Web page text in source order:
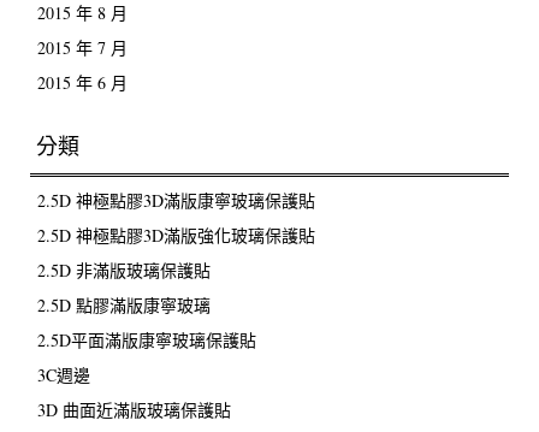
2015 年 8 月
2015 年 7 月
2015 年 6 月
分類
2.5D 神極點膠3D滿版康寧玻璃保護貼
2.5D 神極點膠3D滿版強化玻璃保護貼
2.5D 非滿版玻璃保護貼
2.5D 點膠滿版康寧玻璃
2.5D平面滿版康寧玻璃保護貼
3C週邊
3D 曲面近滿版玻璃保護貼